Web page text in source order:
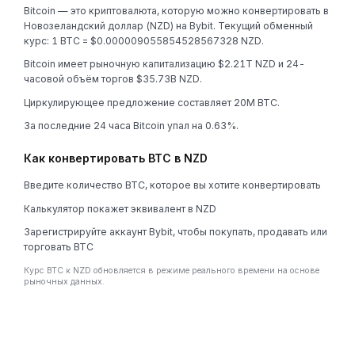
Bitcoin — это криптовалюта, которую можно конвертировать в
Новозеландский доллар (NZD) на Bybit. Текущий обменный
курс: 1 BTC = $0.000009055854528567328 NZD.
Bitcoin имеет рыночную капитализацию $2.21T NZD и 24-
часовой объём торгов $35.73B NZD.
Циркулирующее предложение составляет 20M BTC.
За последние 24 часа Bitcoin упал на 0.63%.
Как конвертировать BTC в NZD
Введите количество BTC, которое вы хотите конвертировать
Калькулятор покажет эквивалент в NZD
Зарегистрируйте аккаунт Bybit, чтобы покупать, продавать или
торговать BTC
Курс BTC к NZD обновляется в режиме реального времени на основе
рыночных данных.